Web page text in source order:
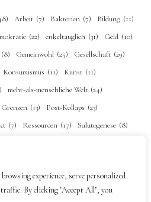
experience, serve personalized
By clicking "Accept All", you
Arbeit (7) Bakterien (7) Bildung (11)
(22) enkeltauglich (31) Geld (10)
(8) Gemeinwohl (25) Gesellschaft (29)
Konsumismus (11) Kunst (11)
mehr-als-menschliche Welt (24)
(13) Post-Kollaps (23)
(7) Ressourcen (17) Salutogenese (8)